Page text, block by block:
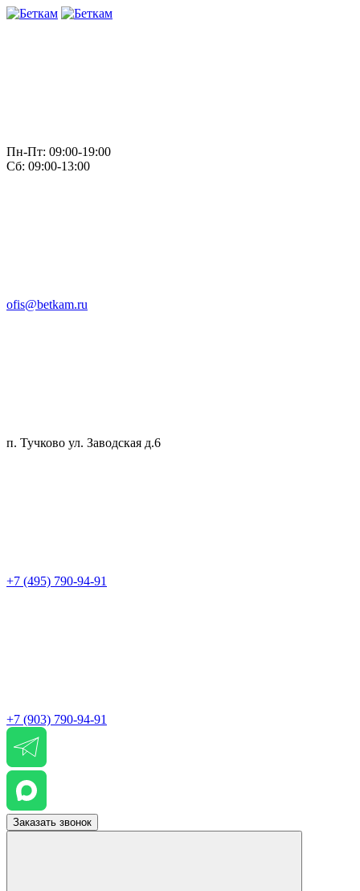
Пн-Пт: 09:00-19:00
Сб: 09:00-13:00
ofis@betkam.ru
п. Тучково ул. Заводская д.6
+7 (495) 790-94-91
+7 (903) 790-94-91
Заказать звонок